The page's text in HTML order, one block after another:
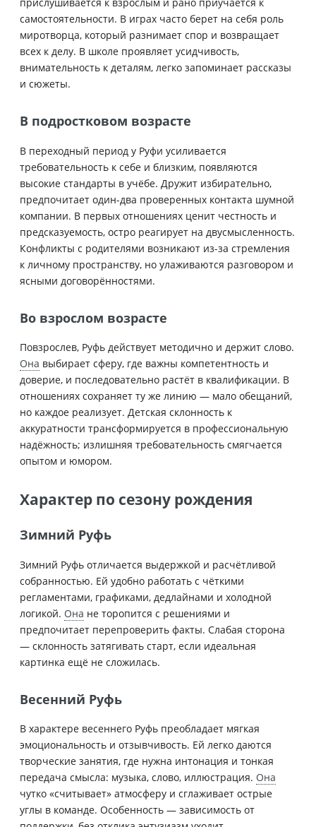
самостоятельности. В играх часто берет на себя роль
миротворца, который разнимает спор и возвращает
всех к делу. В школе проявляет усидчивость,
внимательность к деталям, легко запоминает рассказы
и сюжеты.
В подростковом возрасте
В переходный период у Руфи усиливается
требовательность к себе и близким, появляются
высокие стандарты в учёбе. Дружит избирательно,
предпочитает один-два проверенных контакта шумной
компании. В первых отношениях ценит честность и
предсказуемость, остро реагирует на двусмысленность.
Конфликты с родителями возникают из-за стремления
к личному пространству, но улаживаются разговором и
ясными договорённостями.
Во взрослом возрасте
Повзрослев, Руфь действует методично и держит слово.
Она выбирает сферу, где важны компетентность и
доверие, и последовательно растёт в квалификации. В
отношениях сохраняет ту же линию — мало обещаний,
но каждое реализует. Детская склонность к
аккуратности трансформируется в профессиональную
надёжность; излишняя требовательность смягчается
опытом и юмором.
Характер по сезону рождения
Зимний Руфь
Зимний Руфь отличается выдержкой и расчётливой
собранностью. Ей удобно работать с чёткими
регламентами, графиками, дедлайнами и холодной
логикой. Она не торопится с решениями и
предпочитает перепроверить факты. Слабая сторона
— склонность затягивать старт, если идеальная
картинка ещё не сложилась.
Весенний Руфь
В характере весеннего Руфь преобладает мягкая
эмоциональность и отзывчивость. Ей легко даются
творческие занятия, где нужна интонация и тонкая
передача смысла: музыка, слово, иллюстрация. Она
чутко «считывает» атмосферу и сглаживает острые
углы в команде. Особенность — зависимость от